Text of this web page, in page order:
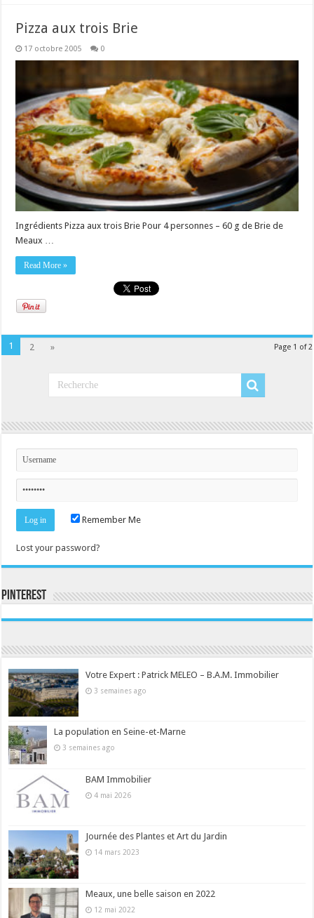
Pizza aux trois Brie
17 octobre 2005 0
Ingrédients Pizza aux trois Brie Pour 4 personnes – 60 g de Brie de
Meaux …
Read More »
Page 1 of 2
1 2 »
Remember Me
Lost your password?
Pinterest
Votre Expert : Patrick MELEO – B.A.M. Immobilier
3 semaines ago
La population en Seine-et-Marne
3 semaines ago
BAM Immobilier
4 mai 2026
Journée des Plantes et Art du Jardin
14 mars 2023
Meaux, une belle saison en 2022
12 mai 2022